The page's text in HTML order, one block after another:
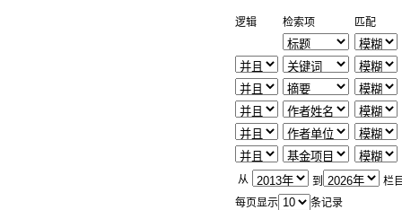
逻辑 检索项 匹配
从 到
栏
每页显示
条记录